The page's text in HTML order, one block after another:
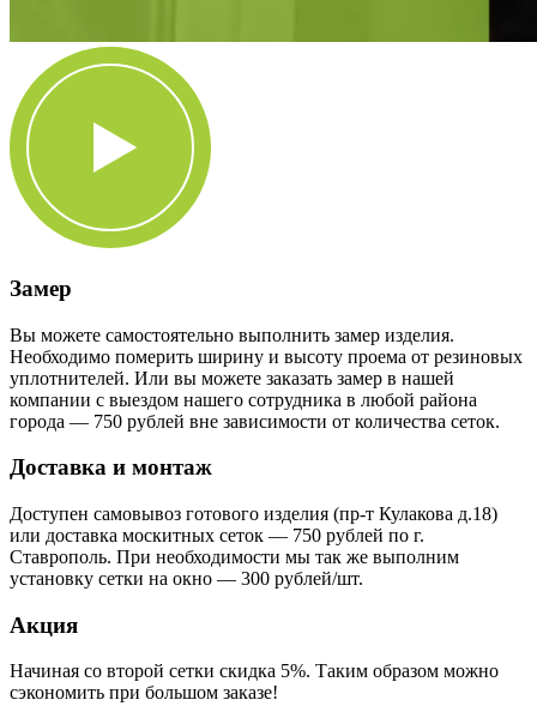
Замер
Вы можете самостоятельно выполнить замер изделия.
Необходимо померить ширину и высоту проема от резиновых
уплотнителей. Или вы можете заказать замер в нашей
компании с выездом нашего сотрудника в любой района
города — 750 рублей вне зависимости от количества сеток.
Доставка и монтаж
Доступен самовывоз готового изделия (пр-т Кулакова д.18)
или доставка москитных сеток — 750 рублей по г.
Ставрополь. При необходимости мы так же выполним
установку сетки на окно — 300 рублей/шт.
Акция
Начиная со второй сетки скидка 5%. Таким образом можно
сэкономить при большом заказе!